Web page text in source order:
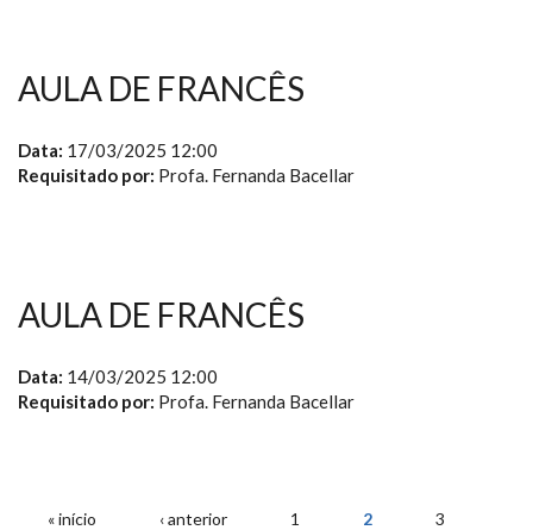
AULA DE FRANCÊS
Data: 17/03/2025 12:00
Requisitado por: Profa. Fernanda Bacellar
AULA DE FRANCÊS
Data: 14/03/2025 12:00
Requisitado por: Profa. Fernanda Bacellar
« início ‹ anterior 1 2 3